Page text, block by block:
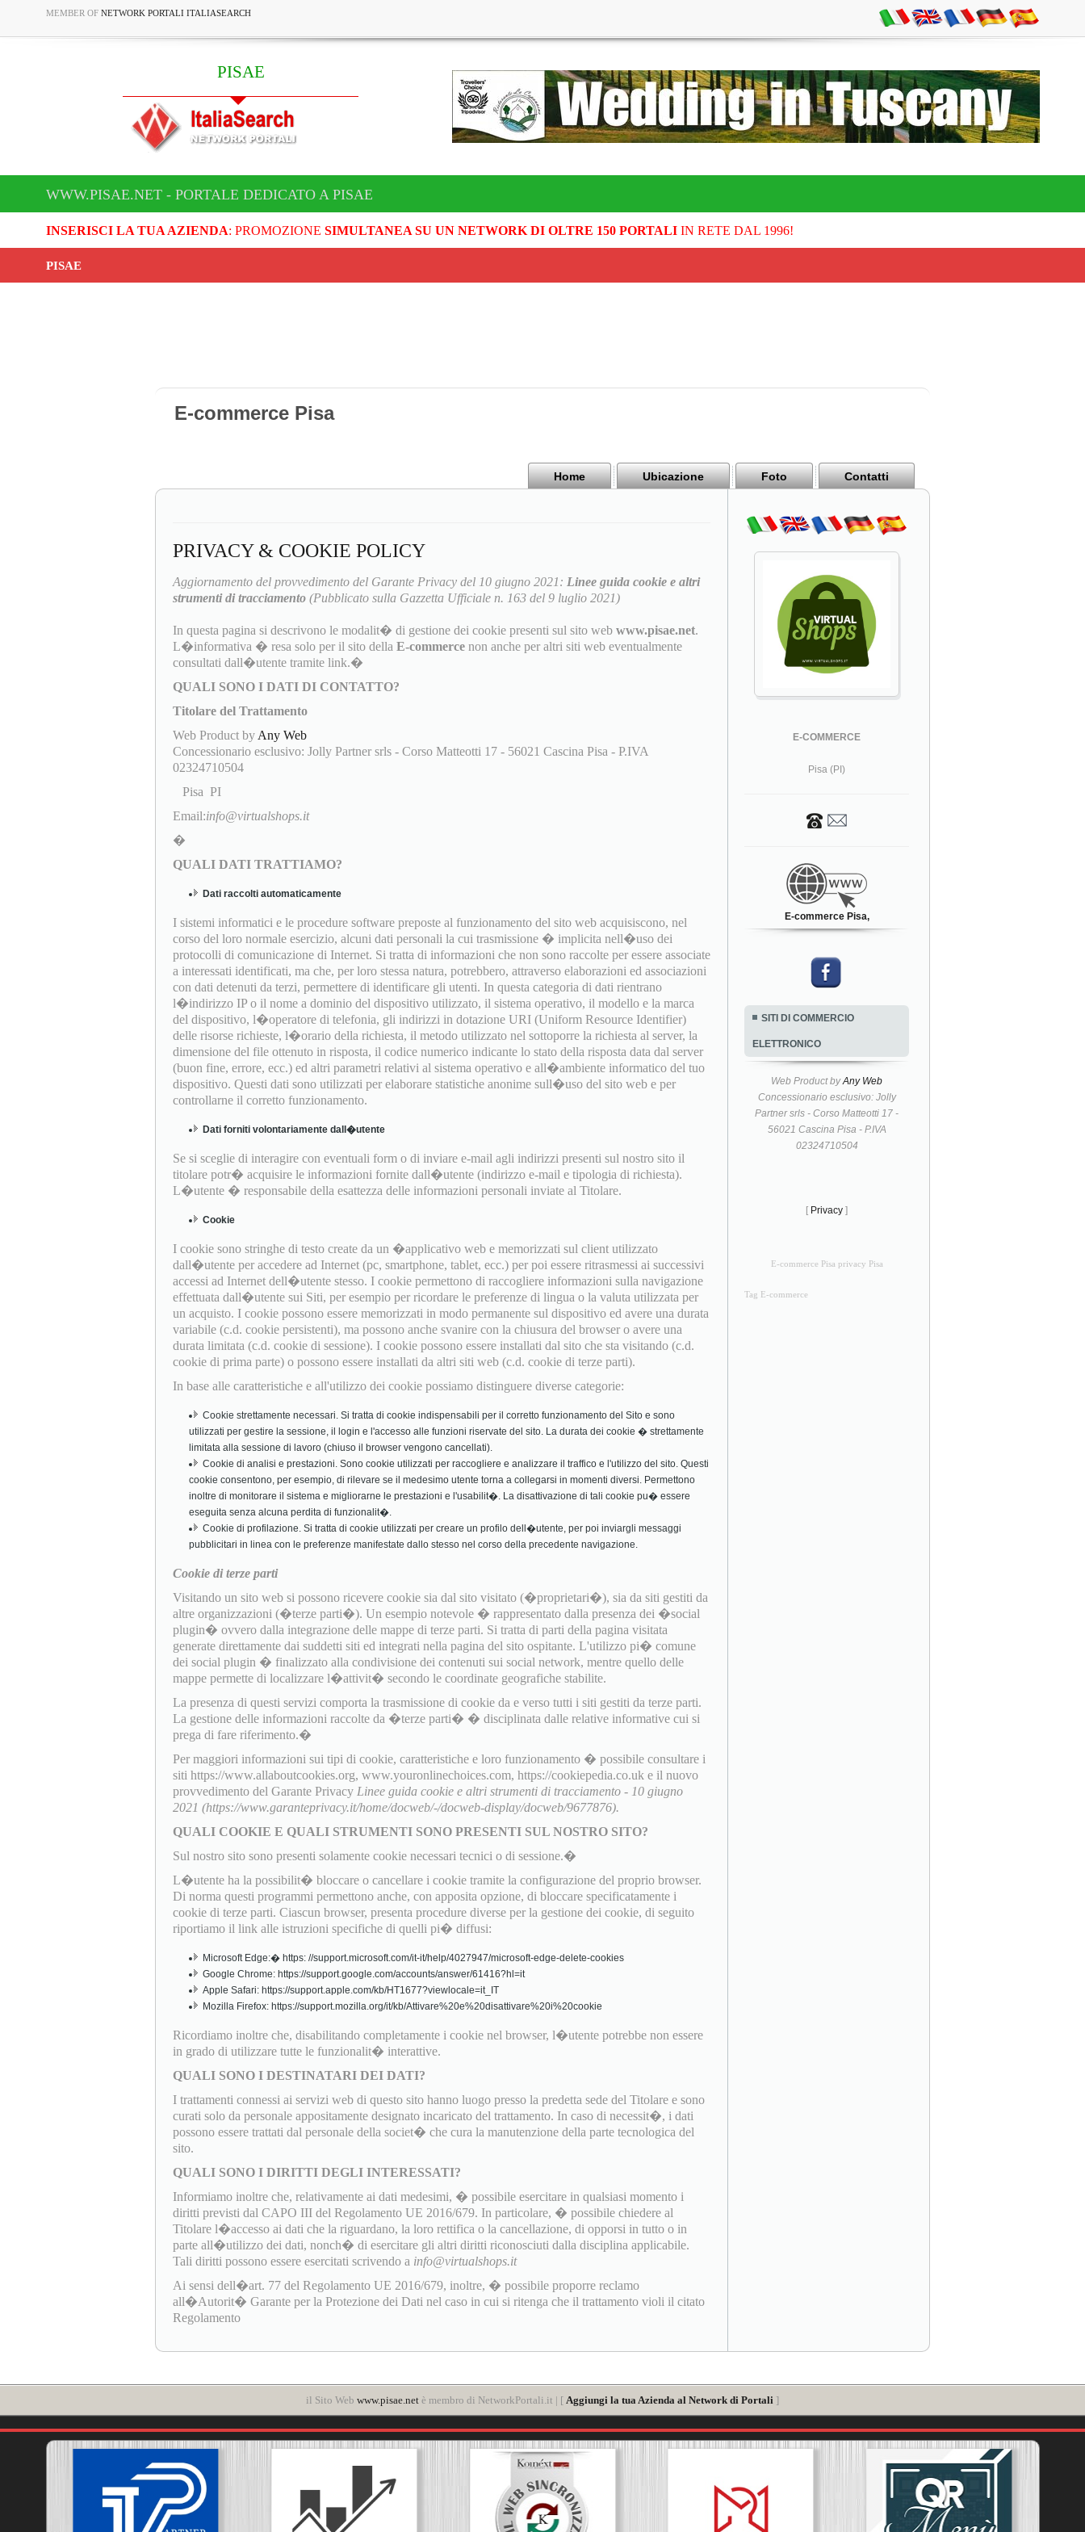
MEMBER OF NETWORK PORTALI ITALIASEARCH
PISAE
WWW.PISAE.NET - PORTALE DEDICATO A PISAE
INSERISCI LA TUA AZIENDA: PROMOZIONE SIMULTANEA SU UN NETWORK DI OLTRE 150 PORTALIIN RETE DAL 1996!
PISAE
E-commerce Pisa
Home Ubicazione Foto Contatti
PRIVACY & COOKIE POLICY
Aggiornamento del provvedimento del Garante Privacy del 10 giugno 2021: Linee guida cookie e altri
strumenti di tracciamento (Pubblicato sulla Gazzetta Ufficiale n. 163 del 9 luglio 2021)
In questa pagina si descrivono le modalit� di gestione dei cookie presenti sul sito web www.pisae.net.
L�informativa � resa solo per il sito della E-commerce non anche per altri siti web eventualmente
consultati dall�utente tramite link.�
QUALI SONO I DATI DI CONTATTO?
Titolare del Trattamento
Web Product by Any Web
Concessionario esclusivo: Jolly Partner srls - Corso Matteotti 17 - 56021 Cascina Pisa - P.IVA
02324710504
Pisa PI
Email:info@virtualshops.it
�
QUALI DATI TRATTIAMO?
Dati raccolti automaticamente
I sistemi informatici e le procedure software preposte al funzionamento del sito web acquisiscono, nel
corso del loro normale esercizio, alcuni dati personali la cui trasmissione � implicita nell�uso dei
protocolli di comunicazione di Internet. Si tratta di informazioni che non sono raccolte per essere associate
a interessati identificati, ma che, per loro stessa natura, potrebbero, attraverso elaborazioni ed associazioni
con dati detenuti da terzi, permettere di identificare gli utenti. In questa categoria di dati rientrano
l�indirizzo IP o il nome a dominio del dispositivo utilizzato, il sistema operativo, il modello e la marca
del dispositivo, l�operatore di telefonia, gli indirizzi in dotazione URI (Uniform Resource Identifier)
delle risorse richieste, l�orario della richiesta, il metodo utilizzato nel sottoporre la richiesta al server, la
dimensione del file ottenuto in risposta, il codice numerico indicante lo stato della risposta data dal server
(buon fine, errore, ecc.) ed altri parametri relativi al sistema operativo e all�ambiente informatico del tuo
dispositivo. Questi dati sono utilizzati per elaborare statistiche anonime sull�uso del sito web e per
controllarne il corretto funzionamento.
Dati forniti volontariamente dall�utente
Se si sceglie di interagire con eventuali form o di inviare e-mail agli indirizzi presenti sul nostro sito il
titolare potr� acquisire le informazioni fornite dall�utente (indirizzo e-mail e tipologia di richiesta).
L�utente � responsabile della esattezza delle informazioni personali inviate al Titolare.
Cookie
I cookie sono stringhe di testo create da un �applicativo web e memorizzati sul client utilizzato
dall�utente per accedere ad Internet (pc, smartphone, tablet, ecc.) per poi essere ritrasmessi ai successivi
accessi ad Internet dell�utente stesso. I cookie permettono di raccogliere informazioni sulla navigazione
effettuata dall�utente sui Siti, per esempio per ricordare le preferenze di lingua o la valuta utilizzata per
un acquisto. I cookie possono essere memorizzati in modo permanente sul dispositivo ed avere una durata
variabile (c.d. cookie persistenti), ma possono anche svanire con la chiusura del browser o avere una
durata limitata (c.d. cookie di sessione). I cookie possono essere installati dal sito che sta visitando (c.d.
cookie di prima parte) o possono essere installati da altri siti web (c.d. cookie di terze parti).
In base alle caratteristiche e all'utilizzo dei cookie possiamo distinguere diverse categorie:
Cookie strettamente necessari. Si tratta di cookie indispensabili per il corretto funzionamento del Sito e sono
utilizzati per gestire la sessione, il login e l'accesso alle funzioni riservate del sito. La durata dei cookie � strettamente
limitata alla sessione di lavoro (chiuso il browser vengono cancellati).
Cookie di analisi e prestazioni. Sono cookie utilizzati per raccogliere e analizzare il traffico e l'utilizzo del sito. Questi
cookie consentono, per esempio, di rilevare se il medesimo utente torna a collegarsi in momenti diversi. Permettono
inoltre di monitorare il sistema e migliorarne le prestazioni e l'usabilit�. La disattivazione di tali cookie pu� essere
eseguita senza alcuna perdita di funzionalit�.
Cookie di profilazione. Si tratta di cookie utilizzati per creare un profilo dell�utente, per poi inviargli messaggi
pubblicitari in linea con le preferenze manifestate dallo stesso nel corso della precedente navigazione.
Cookie di terze parti
Visitando un sito web si possono ricevere cookie sia dal sito visitato (�proprietari�), sia da siti gestiti da
altre organizzazioni (�terze parti�). Un esempio notevole � rappresentato dalla presenza dei �social
plugin� ovvero dalla integrazione delle mappe di terze parti. Si tratta di parti della pagina visitata
generate direttamente dai suddetti siti ed integrati nella pagina del sito ospitante. L'utilizzo pi� comune
dei social plugin � finalizzato alla condivisione dei contenuti sui social network, mentre quello delle
mappe permette di localizzare l�attivit� secondo le coordinate geografiche stabilite.
La presenza di questi servizi comporta la trasmissione di cookie da e verso tutti i siti gestiti da terze parti.
La gestione delle informazioni raccolte da �terze parti� � disciplinata dalle relative informative cui si
prega di fare riferimento.�
Per maggiori informazioni sui tipi di cookie, caratteristiche e loro funzionamento � possibile consultare i
siti https://www.allaboutcookies.org, www.youronlinechoices.com, https://cookiepedia.co.uk e il nuovo
provvedimento del Garante Privacy Linee guida cookie e altri strumenti di tracciamento - 10 giugno
2021 (https://www.garanteprivacy.it/home/docweb/-/docweb-display/docweb/9677876).
QUALI COOKIE E QUALI STRUMENTI SONO PRESENTI SUL NOSTRO SITO?
Sul nostro sito sono presenti solamente cookie necessari tecnici o di sessione.�
L�utente ha la possibilit� bloccare o cancellare i cookie tramite la configurazione del proprio browser.
Di norma questi programmi permettono anche, con apposita opzione, di bloccare specificatamente i
cookie di terze parti. Ciascun browser, presenta procedure diverse per la gestione dei cookie, di seguito
riportiamo il link alle istruzioni specifiche di quelli pi� diffusi:
Microsoft Edge:� https: //support.microsoft.com/it-it/help/4027947/microsoft-edge-delete-cookies
Google Chrome: https://support.google.com/accounts/answer/61416?hl=it
Apple Safari: https://support.apple.com/kb/HT1677?viewlocale=it_IT
Mozilla Firefox: https://support.mozilla.org/it/kb/Attivare%20e%20disattivare%20i%20cookie
Ricordiamo inoltre che, disabilitando completamente i cookie nel browser, l�utente potrebbe non essere
in grado di utilizzare tutte le funzionalit� interattive.
QUALI SONO I DESTINATARI DEI DATI?
I trattamenti connessi ai servizi web di questo sito hanno luogo presso la predetta sede del Titolare e sono
curati solo da personale appositamente designato incaricato del trattamento. In caso di necessit�, i dati
possono essere trattati dal personale della societ� che cura la manutenzione della parte tecnologica del
sito.
QUALI SONO I DIRITTI DEGLI INTERESSATI?
Informiamo inoltre che, relativamente ai dati medesimi, � possibile esercitare in qualsiasi momento i
diritti previsti dal CAPO III del Regolamento UE 2016/679. In particolare, � possibile chiedere al
Titolare l�accesso ai dati che la riguardano, la loro rettifica o la cancellazione, di opporsi in tutto o in
parte all�utilizzo dei dati, nonch� di esercitare gli altri diritti riconosciuti dalla disciplina applicabile.
Tali diritti possono essere esercitati scrivendo a info@virtualshops.it
Ai sensi dell�art. 77 del Regolamento UE 2016/679, inoltre, � possibile proporre reclamo
all�Autorit� Garante per la Protezione dei Dati nel caso in cui si ritenga che il trattamento violi il citato
Regolamento
E-COMMERCE
Pisa (PI)
E-commerce Pisa,
SITI DI COMMERCIO
ELETTRONICO
Web Product byAny Web
Concessionario esclusivo: Jolly
Partner srls - Corso Matteotti 17 -
56021 Cascina Pisa - P.IVA
02324710504
[ Privacy ]
E-commerce Pisa privacy Pisa
Tag E-commerce
il Sito Web www.pisae.net è membro di NetworkPortali.it | [ Aggiungi la tua Azienda al Network di Portali ]